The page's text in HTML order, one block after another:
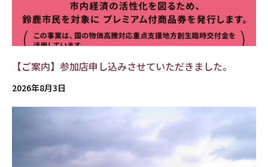
【ご案内】参加店申し込みさせていただきました。
2026年8月3日